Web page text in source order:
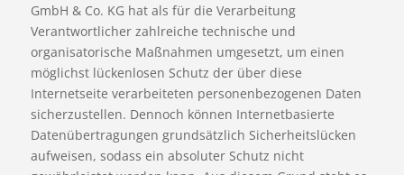
GmbH & Co. KG hat als für die Verarbeitung
Verantwortlicher zahlreiche technische und
organisatorische Maßnahmen umgesetzt, um einen
möglichst lückenlosen Schutz der über diese
Internetseite verarbeiteten personenbezogenen Daten
sicherzustellen. Dennoch können Internetbasierte
Datenübertragungen grundsätzlich Sicherheitslücken
aufweisen, sodass ein absoluter Schutz nicht